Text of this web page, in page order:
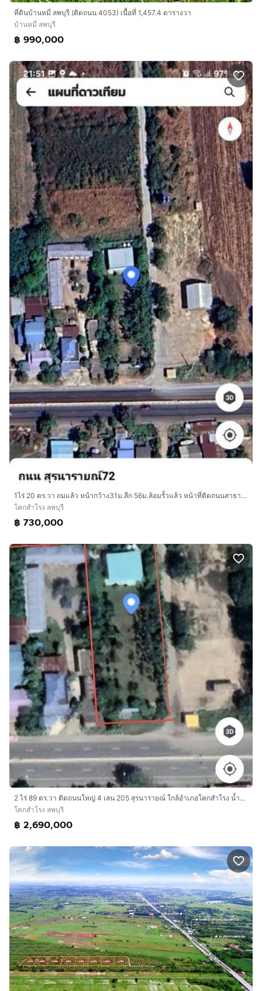
ที่ดินบ้านหมี่ ลพบุรี (ติดถนน 4053) เนื้อที่ 1,457.4 ตารางวา
บ้านหมี่ ลพบุรี
฿ 990,000
1ไร่ 20 ตร.วา ถมแล้ว หน้ากว้าง31ม.ลึก 56ม.ล้อมรั้วแล้ว หน้าที่ติดถนนสาธารณะ- ถ.205 สุรนารายณ์ ใกล้ อ.โคกสำโรง น้ำไม่ท่วม พร้อมทำประโยชน์
โคกสำโรง ลพบุรี
฿ 730,000
2 ไร่ 89 ตร.วา ติดถนนใหญ่ 4 เลน 205 สุรนารายณ์ ใกล้อำเภอโคกสำโรง น้ำไม่ท่วม คมนาคมสะดวก พร้อมสิ่งปลูกสร้างอยู่ได้เลย ถนน2 ด้าน
โคกสำโรง ลพบุรี
฿ 2,690,000